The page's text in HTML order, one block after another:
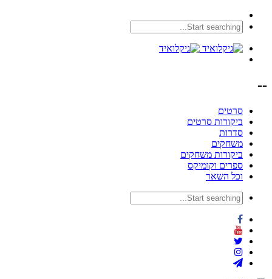
--
סרטים
ביקורות סרטים
סדרות
משחקים
ביקורות משחקים
ספרים וקומיקס
וכל השאר